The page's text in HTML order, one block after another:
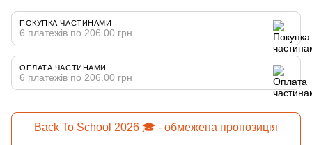
ПОКУПКА ЧАСТИНАМИ
6 платежів по 206.00 грн
ОПЛАТА ЧАСТИНАМИ
6 платежів по 206.00 грн
Back To School 2026 🎓 - обмежена пропозиція